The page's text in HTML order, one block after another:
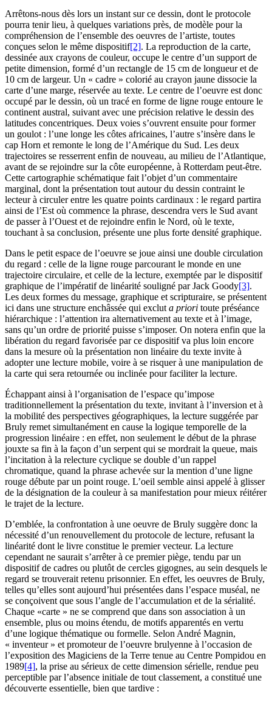
Arrêtons-nous dès lors un instant sur ce dessin, dont le protocole
pourra tenir lieu, à quelques variations près, de modèle pour la
compréhension de l’ensemble des oeuvres de l’artiste, toutes
conçues selon le même dispositif[2]. La reproduction de la carte,
dessinée aux crayons de couleur, occupe le centre d’un support de
petite dimension, formé d’un rectangle de 15 cm de longueur et de
10 cm de largeur. Un « cadre » colorié au crayon jaune dissocie la
carte d’une marge, réservée au texte. Le centre de l’oeuvre est donc
occupé par le dessin, où un tracé en forme de ligne rouge entoure le
continent austral, suivant avec une précision relative le dessin des
latitudes concentriques. Deux voies s’ouvrent ensuite pour former
un goulot : l’une longe les côtes africaines, l’autre s’insère dans le
cap Horn et remonte le long de l’Amérique du Sud. Les deux
trajectoires se resserrent enfin de nouveau, au milieu de l’Atlantique,
avant de se rejoindre sur la côte européenne, à Rotterdam peut-être.
Cette cartographie schématique fait l’objet d’un commentaire
marginal, dont la présentation tout autour du dessin contraint le
lecteur à circuler entre les quatre points cardinaux : le regard partira
ainsi de l’Est où commence la phrase, descendra vers le Sud avant
de passer à l’Ouest et de rejoindre enfin le Nord, où le texte,
touchant à sa conclusion, présente une plus forte densité graphique.
Dans le petit espace de l’oeuvre se joue ainsi une double circulation
du regard : celle de la ligne rouge parcourant le monde en une
trajectoire circulaire, et celle de la lecture, exemptée par le dispositif
graphique de l’impératif de linéarité souligné par Jack Goody[3].
Les deux formes du message, graphique et scripturaire, se présentent
ici dans une structure enchâssée qui excluta priori toute préséance
hiérarchique : l’attention ira alternativement au texte et à l’image,
sans qu’un ordre de priorité puisse s’imposer. On notera enfin que la
libération du regard favorisée par ce dispositif va plus loin encore
dans la mesure où la présentation non linéaire du texte invite à
adopter une lecture mobile, voire à se risquer à une manipulation de
la carte qui sera retournée ou inclinée pour faciliter la lecture.
Échappant ainsi à l’organisation de l’espace qu’impose
traditionnellement la présentation du texte, invitant à l’inversion et à
la mobilité des perspectives géographiques, la lecture suggérée par
Bruly remet simultanément en cause la logique temporelle de la
progression linéaire : en effet, non seulement le début de la phrase
jouxte sa fin à la façon d’un serpent qui se mordrait la queue, mais
l’incitation à la relecture cyclique se double d’un rappel
chromatique, quand la phrase achevée sur la mention d’une ligne
rouge débute par un point rouge. L’oeil semble ainsi appelé à glisser
de la désignation de la couleur à sa manifestation pour mieux réitérer
le trajet de la lecture.
D’emblée, la confrontation à une oeuvre de Bruly suggère donc la
nécessité d’un renouvellement du protocole de lecture, refusant la
linéarité dont le livre constitue le premier vecteur. La lecture
cependant ne saurait s’arrêter à ce premier piège, tendu par un
dispositif de cadres ou plutôt de cercles gigognes, au sein desquels le
regard se trouverait retenu prisonnier. En effet, les oeuvres de Bruly,
telles qu’elles sont aujourd’hui présentées dans l’espace muséal, ne
se conçoivent que sous l’angle de l’accumulation et de la sérialité.
Chaque «carte » ne se comprend que dans son association à un
ensemble, plus ou moins étendu, de motifs apparentés en vertu
d’une logique thématique ou formelle. Selon André Magnin,
« inventeur » et promoteur de l’oeuvre brulyenne à l’occasion de
l’exposition des Magiciens de la Terre tenue au Centre Pompidou en
1989[4], la prise au sérieux de cette dimension sérielle, rendue peu
perceptible par l’absence initiale de tout classement, a constitué une
découverte essentielle, bien que tardive :